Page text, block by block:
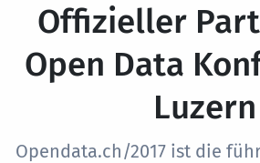
Offizieller
Open Data
Luzern
Opendata.ch/2017 ist die